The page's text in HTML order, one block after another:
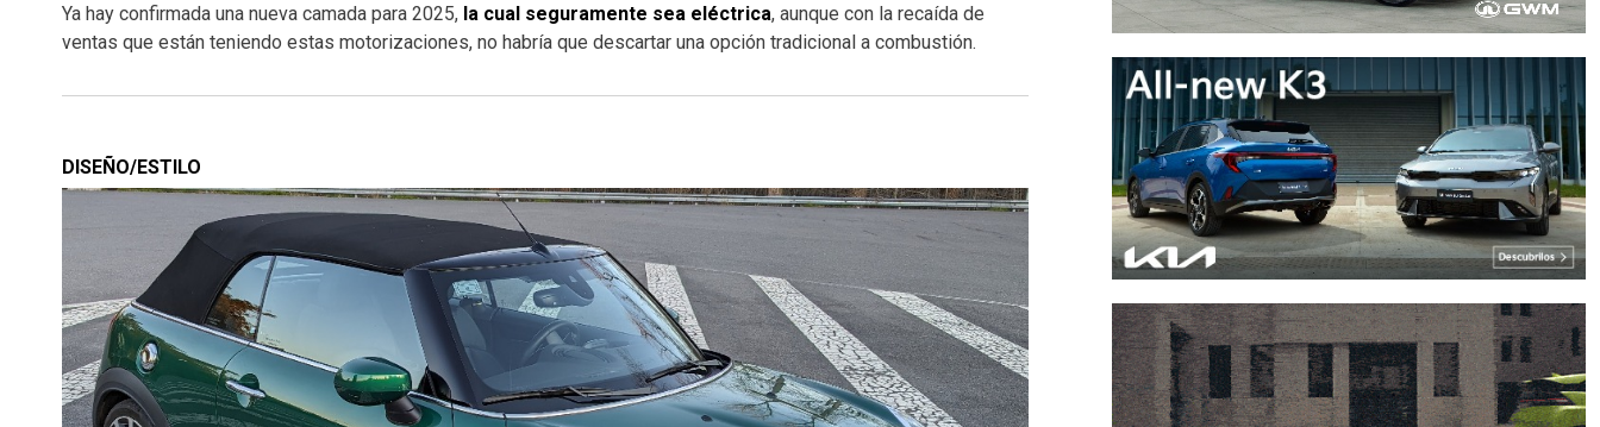
Ya hay confirmada una nueva camada para 2025, la cual seguramente sea eléctrica, aunque con la recaída de
ventas que están teniendo estas motorizaciones, no habría que descartar una opción tradicional a combustión.
DISEÑO/ESTILO